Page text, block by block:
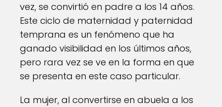
vez, se convirtió en padre a los 14 años.
Este ciclo de maternidad y paternidad
temprana es un fenómeno que ha
ganado visibilidad en los últimos años,
pero rara vez se ve en la forma en que
se presenta en este caso particular.
La mujer, al convertirse en abuela a los